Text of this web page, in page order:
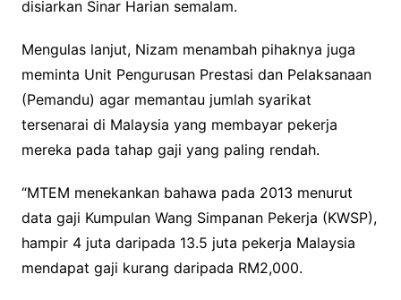
disiarkan Sinar Harian semalam.
Mengulas lanjut, Nizam menambah pihaknya juga
meminta Unit Pengurusan Prestasi dan Pelaksanaan
(Pemandu) agar memantau jumlah syarikat
tersenarai di Malaysia yang membayar pekerja
mereka pada tahap gaji yang paling rendah.
“MTEM menekankan bahawa pada 2013 menurut
data gaji Kumpulan Wang Simpanan Pekerja (KWSP),
hampir 4 juta daripada 13.5 juta pekerja Malaysia
mendapat gaji kurang daripada RM2,000.